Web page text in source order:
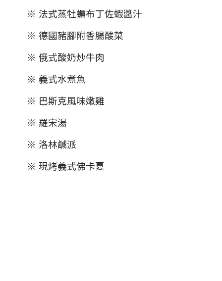
※ 法式蒸牡蠣布丁佐蝦醬汁
※ 德國豬腳附香腸酸菜
※ 俄式酸奶炒牛肉
※ 義式水煮魚
※ 巴斯克風味嫩雞
※ 羅宋湯
※ 洛林鹹派
※ 現烤義式佛卡夏